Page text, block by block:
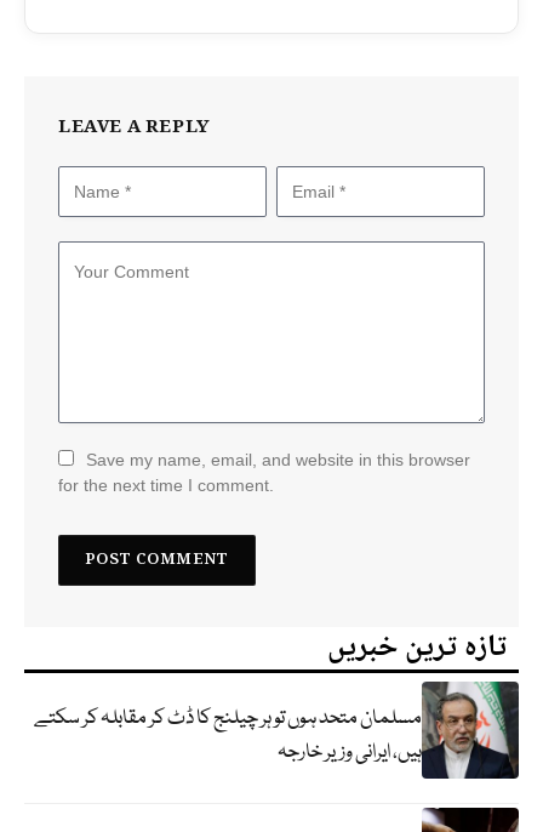
LEAVE A REPLY
Save my name, email, and website in this browser
for the next time I comment.
تازہ ترین خبریں
مسلمان متحد ہوں تو ہر چیلنج کا ڈٹ کر مقابلہ کر سکتے
ہیں، ایرانی وزیر خارجہ